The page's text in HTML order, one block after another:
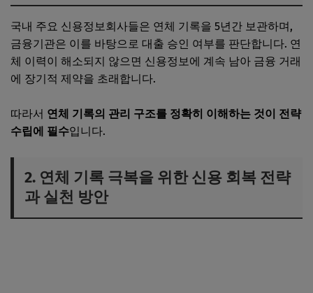
국내 주요 신용정보회사들은 연체 기록을 5년간 보관하며,
금융기관은 이를 바탕으로 대출 승인 여부를 판단합니다. 연
체 이력이 해소되지 않으면 신용정보에 계속 남아 금융 거래
에 장기적 제약을 초래합니다.
따라서 연체 기록의 관리 구조를 정확히 이해하는 것이 전략
수립에 필수입니다.
2. 연체 기록 극복을 위한 신용 회복 전략
과 실천 방안